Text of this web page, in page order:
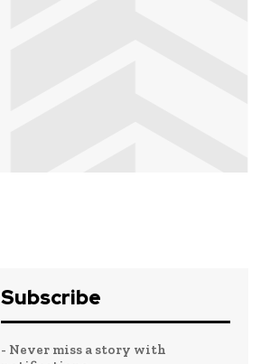
Subscribe
- Never miss a story with